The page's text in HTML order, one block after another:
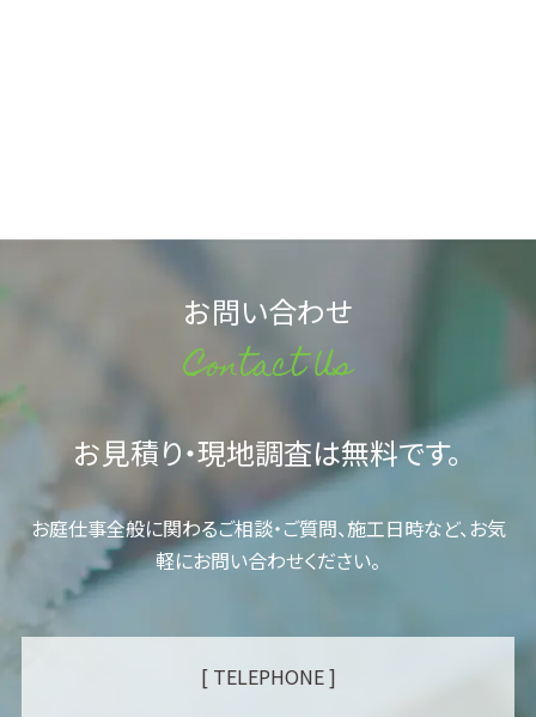
お問い合わせ
Contact Us
お見積り・現地調査は無料です。
お庭仕事全般に関わるご相談・ご質問、施工日時など、お気
軽にお問い合わせください。
[ TELEPHONE ]